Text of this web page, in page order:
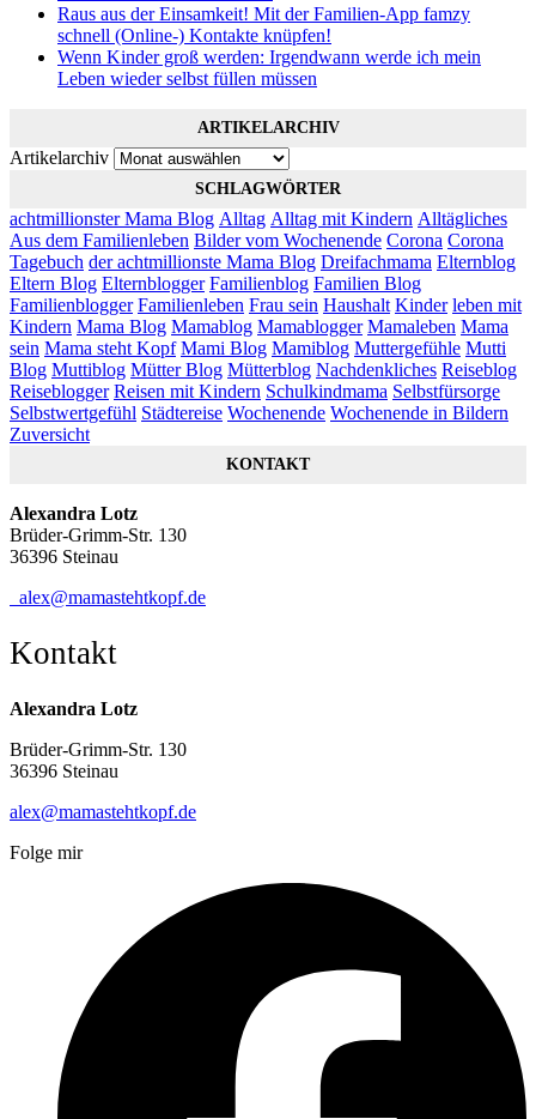
Raus aus der Einsamkeit! Mit der Familien-App famzy
schnell (Online-) Kontakte knüpfen!
Wenn Kinder groß werden: Irgendwann werde ich mein
Leben wieder selbst füllen müssen
ARTIKELARCHIV
Artikelarchiv
SCHLAGWÖRTER
achtmillionster Mama Blog Alltag Alltag mit Kindern Alltägliches
Aus dem Familienleben Bilder vom Wochenende Corona Corona
Tagebuch der achtmillionste Mama Blog Dreifachmama Elternblog
Eltern Blog Elternblogger Familienblog Familien Blog
Familienblogger Familienleben Frau sein Haushalt Kinder leben mit
Kindern Mama Blog Mamablog Mamablogger Mamaleben Mama
sein Mama steht Kopf Mami Blog Mamiblog Muttergefühle Mutti
Blog Muttiblog Mütter Blog Mütterblog Nachdenkliches Reiseblog
Reiseblogger Reisen mit Kindern Schulkindmama Selbstfürsorge
Selbstwertgefühl Städtereise Wochenende Wochenende in Bildern
Zuversicht
KONTAKT
Alexandra Lotz
Brüder-Grimm-Str. 130
36396 Steinau
alex@mamastehtkopf.de
Kontakt
Alexandra Lotz
Brüder-Grimm-Str. 130
36396 Steinau
alex@mamastehtkopf.de
Folge mir